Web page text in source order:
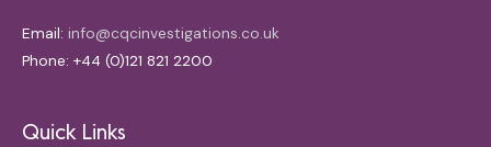
Email: info@cqcinvestigations.co.uk
Phone: +44 (0)121 821 2200
Quick Links